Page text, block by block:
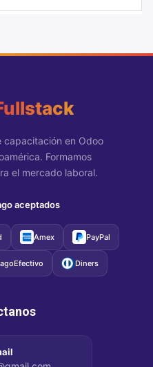
capacitación en Odoo
Formamos
el mercado laboral.
aceptados
Amex PayPal
Diners